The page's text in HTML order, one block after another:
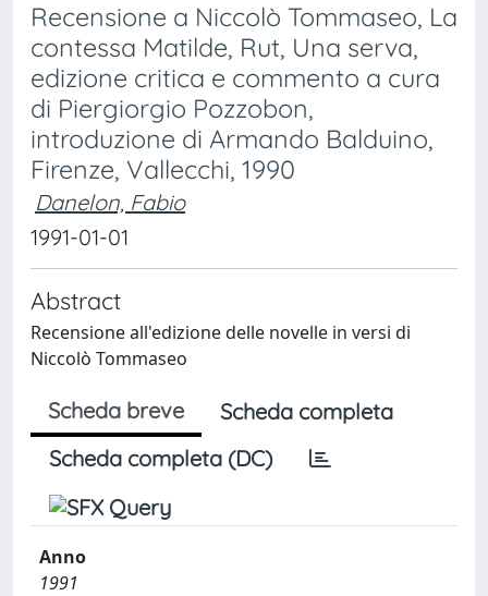
Recensione a Niccolò Tommaseo, La
contessa Matilde, Rut, Una serva,
edizione critica e commento a cura
di Piergiorgio Pozzobon,
introduzione di Armando Balduino,
Firenze, Vallecchi, 1990
Danelon, Fabio
1991-01-01
Abstract
Recensione all'edizione delle novelle in versi di
Niccolò Tommaseo
Scheda breve
Scheda completa
Scheda completa (DC)
Anno
1991